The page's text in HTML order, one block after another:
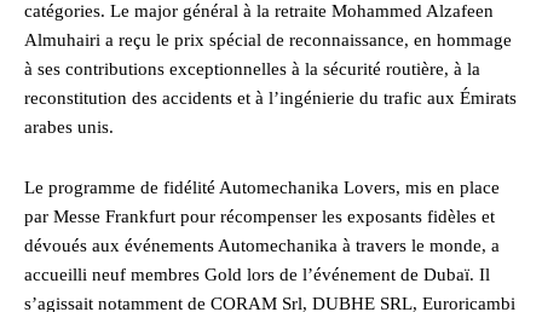
catégories. Le major général à la retraite Mohammed Alzafeen
Almuhairi a reçu le prix spécial de reconnaissance, en hommage
à ses contributions exceptionnelles à la sécurité routière, à la
reconstitution des accidents et à l’ingénierie du trafic aux Émirats
arabes unis.
Le programme de fidélité Automechanika Lovers, mis en place
par Messe Frankfurt pour récompenser les exposants fidèles et
dévoués aux événements Automechanika à travers le monde, a
accueilli neuf membres Gold lors de l’événement de Dubaï. Il
s’agissait notamment de CORAM Srl, DUBHE SRL, Euroricambi